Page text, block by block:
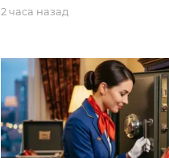
2 часа назад